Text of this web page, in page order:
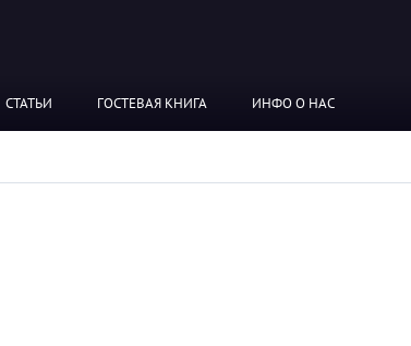
СТАТЬИ ГОСТЕВАЯ КНИГА ИНФО О НАС